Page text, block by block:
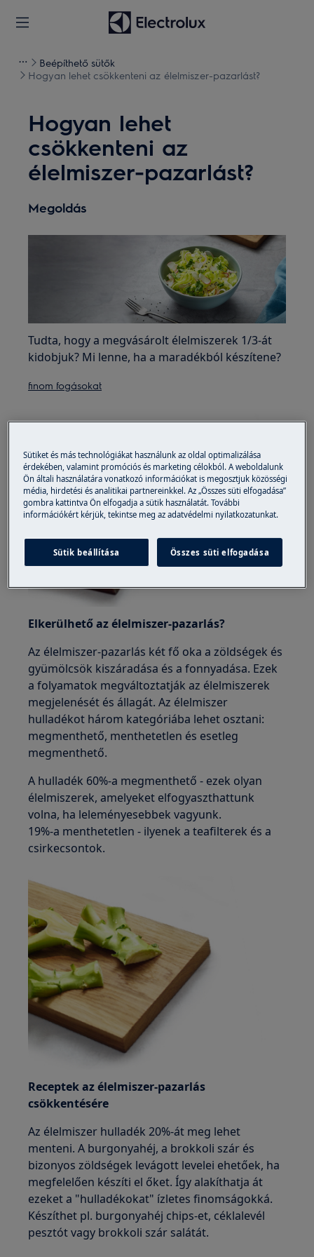
Beépíthető sütők
Hogyan lehet csökkenteni az élelmiszer-pazarlást?
Hogyan lehet
csökkenteni az
élelmiszer-pazarlást?
Megoldás
Tudta, hogy a megvásárolt élelmiszerek 1/3-át
kidobjuk? Mi lenne, ha a maradékból készítene?
finom fogásokat
Elkerülhető az élelmiszer-pazarlás?
Az élelmiszer-pazarlás két fő oka a zöldségek és
gyümölcsök kiszáradása és a fonnyadása. Ezek
a folyamatok megváltoztatják az élelmiszerek
megjelenését és állagát. Az élelmiszer
hulladékot három kategóriába lehet osztani:
megmenthető, menthetetlen és esetleg
megmenthető.
A hulladék 60%-a megmenthető - ezek olyan
élelmiszerek, amelyeket elfogyaszthattunk
volna, ha leleményesebbek vagyunk.
19%-a menthetetlen - ilyenek a teafilterek és a
csirkecsontok.
Receptek az élelmiszer-pazarlás
csökkentésére
Az élelmiszer hulladék 20%-át meg lehet
menteni. A burgonyahéj, a brokkoli szár és
bizonyos zöldségek levágott levelei ehetőek, ha
megfelelően készíti el őket. Így alakíthatja át
ezeket a "hulladékokat" ízletes finomságokká.
Készíthet pl. burgonyahéj chips-et, céklalevél
pesztót vagy brokkoli szár salátát.
Sütiket és más technológiákat használunk az oldal optimalizálása
érdekében, valamint promóciós és marketing célokból. A weboldalunk
Ön általi használatára vonatkozó információkat is megosztjuk közösségi
média, hirdetési és analitikai partnereinkkel. Az „Összes süti elfogadása”
gombra kattintva Ön elfogadja a sütik használatát. További
információkért kérjük, tekintse meg az adatvédelmi nyilatkozatunkat.
Sütik beállítása Összes süti elfogadása